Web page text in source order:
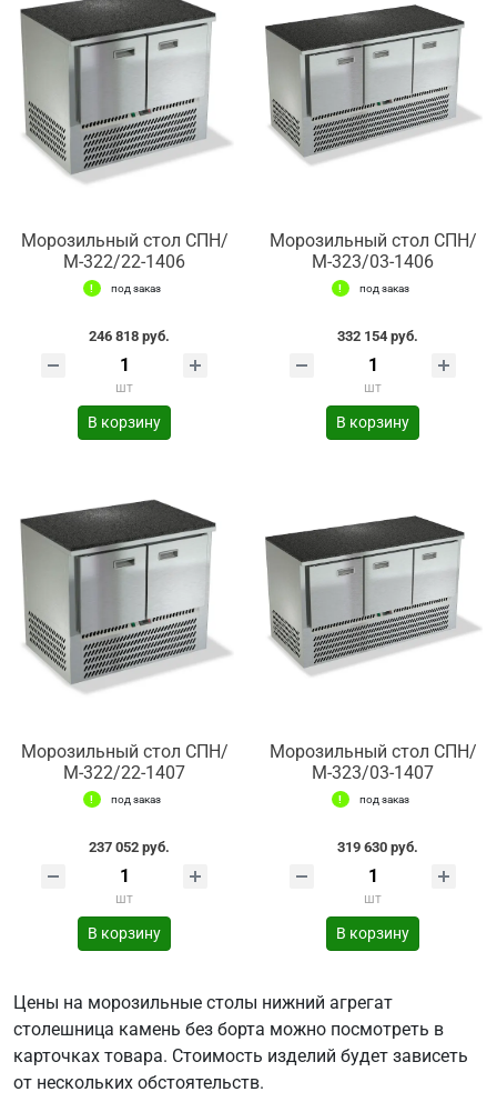
Морозильный стол СПН/
М-322/22-1406
под заказ
246 818 руб.
шт
В корзину
Морозильный стол СПН/
М-323/03-1406
под заказ
332 154 руб.
шт
В корзину
Морозильный стол СПН/
М-322/22-1407
под заказ
237 052 руб.
шт
В корзину
Морозильный стол СПН/
М-323/03-1407
под заказ
319 630 руб.
шт
В корзину
Цены на морозильные столы нижний агрегат
столешница камень без борта можно посмотреть в
карточках товара. Стоимость изделий будет зависеть
от нескольких обстоятельств.